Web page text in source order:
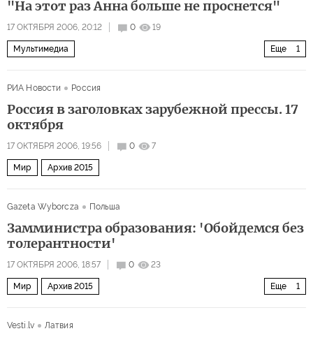
"На этот раз Анна больше не проснется"
17 ОКТЯБРЯ 2006, 20:12 0 19
Еще 1
Мультимедиа
РИА Новости
Россия
Россия в заголовках зарубежной прессы. 17
октября
17 ОКТЯБРЯ 2006, 19:56 0 7
Мир Архив 2015
Gazeta Wyborcza Польша
Замминистра образования: 'Обойдемся без
толерантности'
17 ОКТЯБРЯ 2006, 18:57 0 23
Еще 1
Мир Архив 2015
Vesti.lv
Латвия